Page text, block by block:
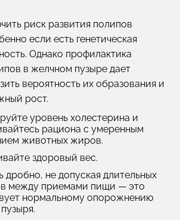
риск развития полипов
если есть генетическая
Однако профилактика
в желчном пузыре дает
вероятность их образования и
рост.
уровень холестерина и
рациона с умеренным
животных жиров.
здоровый вес.
дробно, не допуская длительных
между приемами пищи — это
нормальному опорожнению